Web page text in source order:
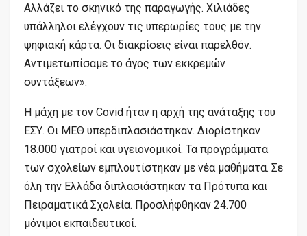
Αλλάζει το σκηνικό της παραγωγής. Χιλιάδες
υπάλληλοι ελέγχουν τις υπερωρίες τους με την
ψηφιακή κάρτα. Οι διακρίσεις είναι παρελθόν.
Αντιμετωπίσαμε το άγος των εκκρεμών
συντάξεων».
Η μάχη με τον Covid ήταν η αρχή της ανάταξης του
ΕΣΥ. Οι ΜΕΘ υπερδιπλασιάστηκαν. Διορίστηκαν
18.000 γιατροί και υγειονομικοί. Τα προγράμματα
των σχολείων εμπλουτίστηκαν με νέα μαθήματα. Σε
όλη την Ελλάδα διπλασιάστηκαν τα Πρότυπα και
Πειραματικά Σχολεία. Προσλήφθηκαν 24.700
μόνιμοι εκπαιδευτικοί.